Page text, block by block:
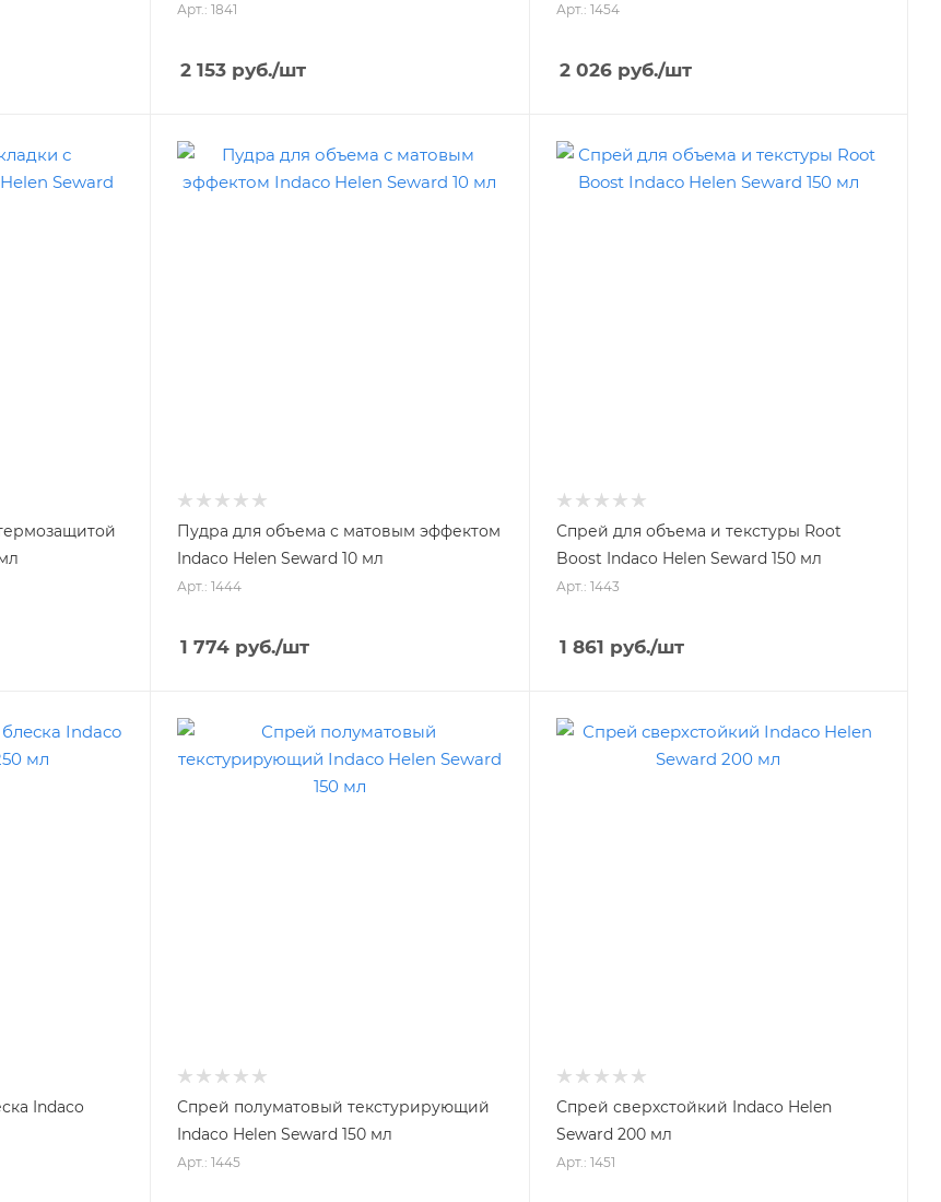
Арт.: 1841
2 153 руб./шт
Арт.: 1454
2 026руб./шт
Пудра для объема с матовым эффектом
Indaco Helen Seward 10 мл
Арт.: 1444
1 774 руб./шт
Спрей для объема и текстуры Root
Boost Indaco Helen Seward 150 мл
Арт.: 1443
1 861 руб./шт
Indaco
Спрей полуматовый текстурирующий
Indaco Helen Seward 150 мл
Арт.: 1445
Спрей сверхстойкий Indaco Helen
Seward 200 мл
Арт.: 1451